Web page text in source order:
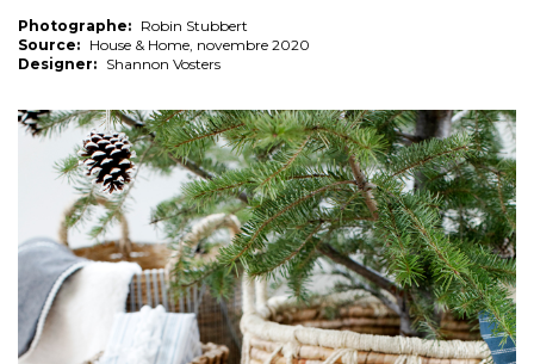
Photographe: Robin Stubbert
Source: House & Home, novembre 2020
Designer: Shannon Vosters